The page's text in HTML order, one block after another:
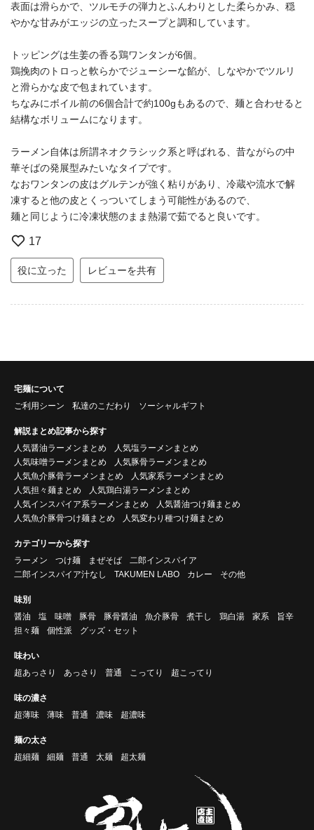
表面は滑らかで、ツルモチの弾力とふんわりとした柔らかみ、穏
やかな甘みがエッジの立ったスープと調和しています。
トッピングは生姜の香る鶏ワンタンが6個。
鶏挽肉のトロっと軟らかでジューシーな餡が、しなやかでツルリ
と滑らかな皮で包まれています。
ちなみにボイル前の6個合計で約100gもあるので、麺と合わせると
結構なボリュームになります。
ラーメン自体は所謂ネオクラシック系と呼ばれる、昔ながらの中
華そばの発展型みたいなタイプです。
なおワンタンの皮はグルテンが強く粘りがあり、冷蔵や流水で解
凍すると他の皮とくっついてしまう可能性があるので、
麺と同じように冷凍状態のまま熱湯で茹でると良いです。
17
役に立った レビューを共有
宅麺について
ご利用シーン
私達のこだわり ソーシャルギフト
解説まとめ記事から探す
人気醤油ラーメンまとめ
人気塩ラーメンまとめ
人気味噌ラーメンまとめ
人気豚骨ラーメンまとめ
人気魚介豚骨ラーメンまとめ
人気家系ラーメンまとめ
人気担々麺まとめ
人気鶏白湯ラーメンまとめ
人気インスパイア系ラーメンまとめ
人気醤油つけ麺まとめ
人気魚介豚骨つけ麺まとめ
人気変わり種つけ麺まとめ
カテゴリーから探す
ラーメン
つけ麺 まぜそば
二郎インスパイア
二郎インスパイア汁なし
TAKUMEN LABO カレー その他
味別
醤油
塩 味噌 豚骨 豚骨醤油 魚介豚骨 煮干し 鶏白湯 家系
旨辛
担々麺
個性派 グッズ・セット
味わい
超あっさり
あっさり 普通 こってり 超こってり
味の濃さ
超薄味
薄味 普通 濃味 超濃味
麺の太さ
超細麺
細麺 普通 太麺 超太麺